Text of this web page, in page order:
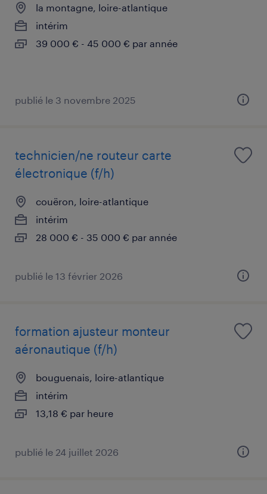
la montagne, loire-atlantique
intérim
39 000 € - 45 000 € par année
publié le 3 novembre 2025
technicien/ne routeur carte
électronique (f/h)
couëron, loire-atlantique
intérim
28 000 € - 35 000 € par année
publié le 13 février 2026
formation ajusteur monteur
aéronautique (f/h)
bouguenais, loire-atlantique
intérim
13,18 € par heure
publié le 24 juillet 2026